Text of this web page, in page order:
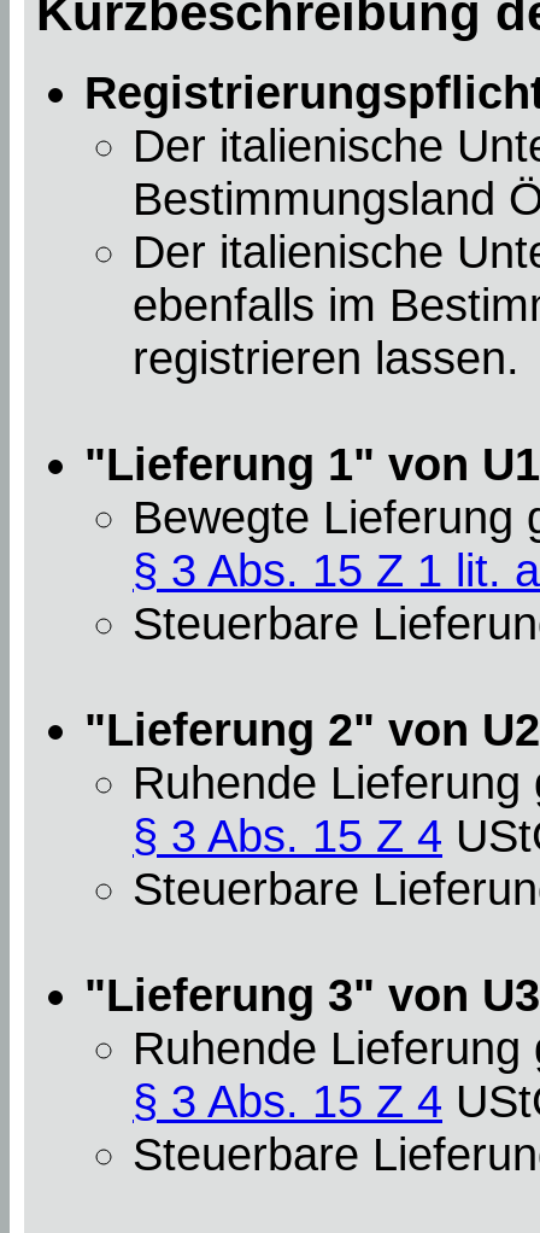
Kurzbeschreibung
Der italienische
Bestimmungsland
Der italienische
ebenfalls im
registrieren lassen.
"Lieferung 1" von
Bewegte Lieferung
§ 3 Abs. 15 Z 1 lit. a
Steuerbare
"Lieferung 2" von
Ruhende
§ 3 Abs. 15 Z 4
Steuerbare
"Lieferung 3" von
Ruhende
§ 3 Abs. 15 Z 4
Steuerbare